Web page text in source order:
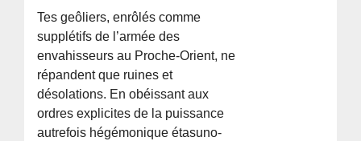
Tes geôliers, enrôlés comme
supplétifs de l’armée des
envahisseurs au Proche-Orient, ne
répandent que ruines et
désolations. En obéissant aux
ordres explicites de la puissance
autrefois hégémonique étasuno-